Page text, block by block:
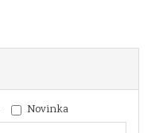
Novinka